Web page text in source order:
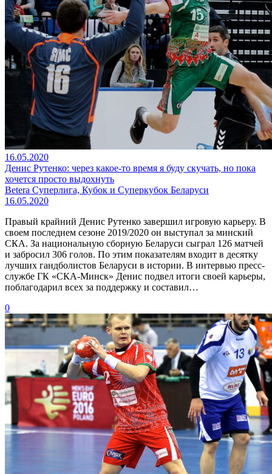
16.05.2020
Денис Рутенко: через какое-то время я буду скучать, но пока
хочется просто выдохнуть
Betera Суперлига, Кубок и Суперкубок Беларуси
16.05.2020
Правый крайний Денис Рутенко завершил игровую карьеру. В
своем последнем сезоне 2019/2020 он выступал за минский
СКА. За национальную сборную Беларуси сыграл 126 матчей
и забросил 306 голов. По этим показателям входит в десятку
лучших гандболистов Беларуси в истории. В интервью пресс-
службе ГК «СКА-Минск» Денис подвел итоги своей карьеры,
поблагодарил всех за поддержку и составил…
0